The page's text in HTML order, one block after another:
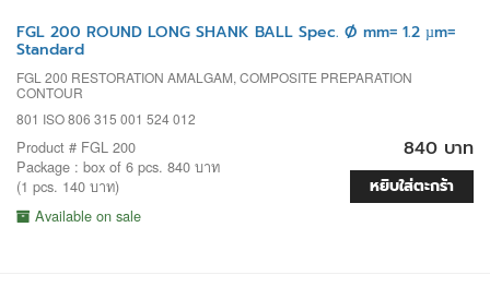
FGL 200 ROUND LONG SHANK BALL Spec. Ø mm= 1.2 µm=
Standard
FGL 200 RESTORATION AMALGAM, COMPOSITE PREPARATION
CONTOUR
801 ISO 806 315 001 524 012
Product # FGL 200
Package : box of 6 pcs. 840 บาท
(1 pcs. 140 บาท)
Available on sale
840 บาท
หยิบใส่ตะกร้า